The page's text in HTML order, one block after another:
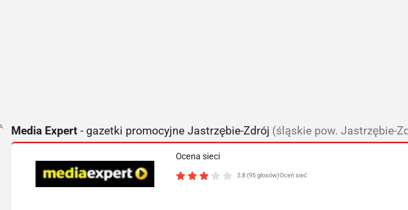
Media Expert - gazetki promocyjne Jastrzębie-Zdrój (śląskie pow. Jastrzębie-
Ocena sieci
2.8 (95 głosów)Oceń sieć